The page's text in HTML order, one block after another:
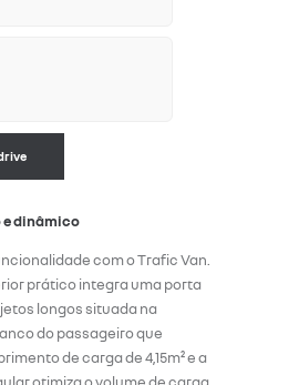
e dinâmico
com o Trafic Van.
prático integra uma porta
longos situada na
do passageiro que
de carga de 4,15m² e a